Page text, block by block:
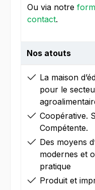
Ou via notre
contact.
Nos atouts
La maison
pour le
Coopérative.
Compétente.
Des moyens
modernes et
pratique
Produit et